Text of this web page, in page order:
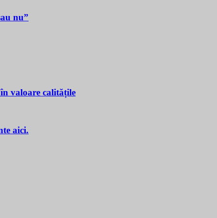
nu”
valoare calitățile
aici.